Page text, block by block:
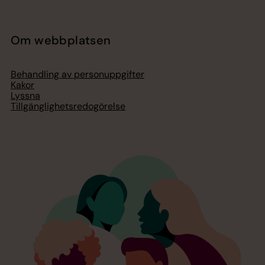
Om webbplatsen
Behandling av personuppgifter
Kakor
Lyssna
Tillgänglighetsredogörelse